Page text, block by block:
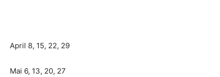
April 8, 15, 22, 29
Mai 6, 13, 20, 27